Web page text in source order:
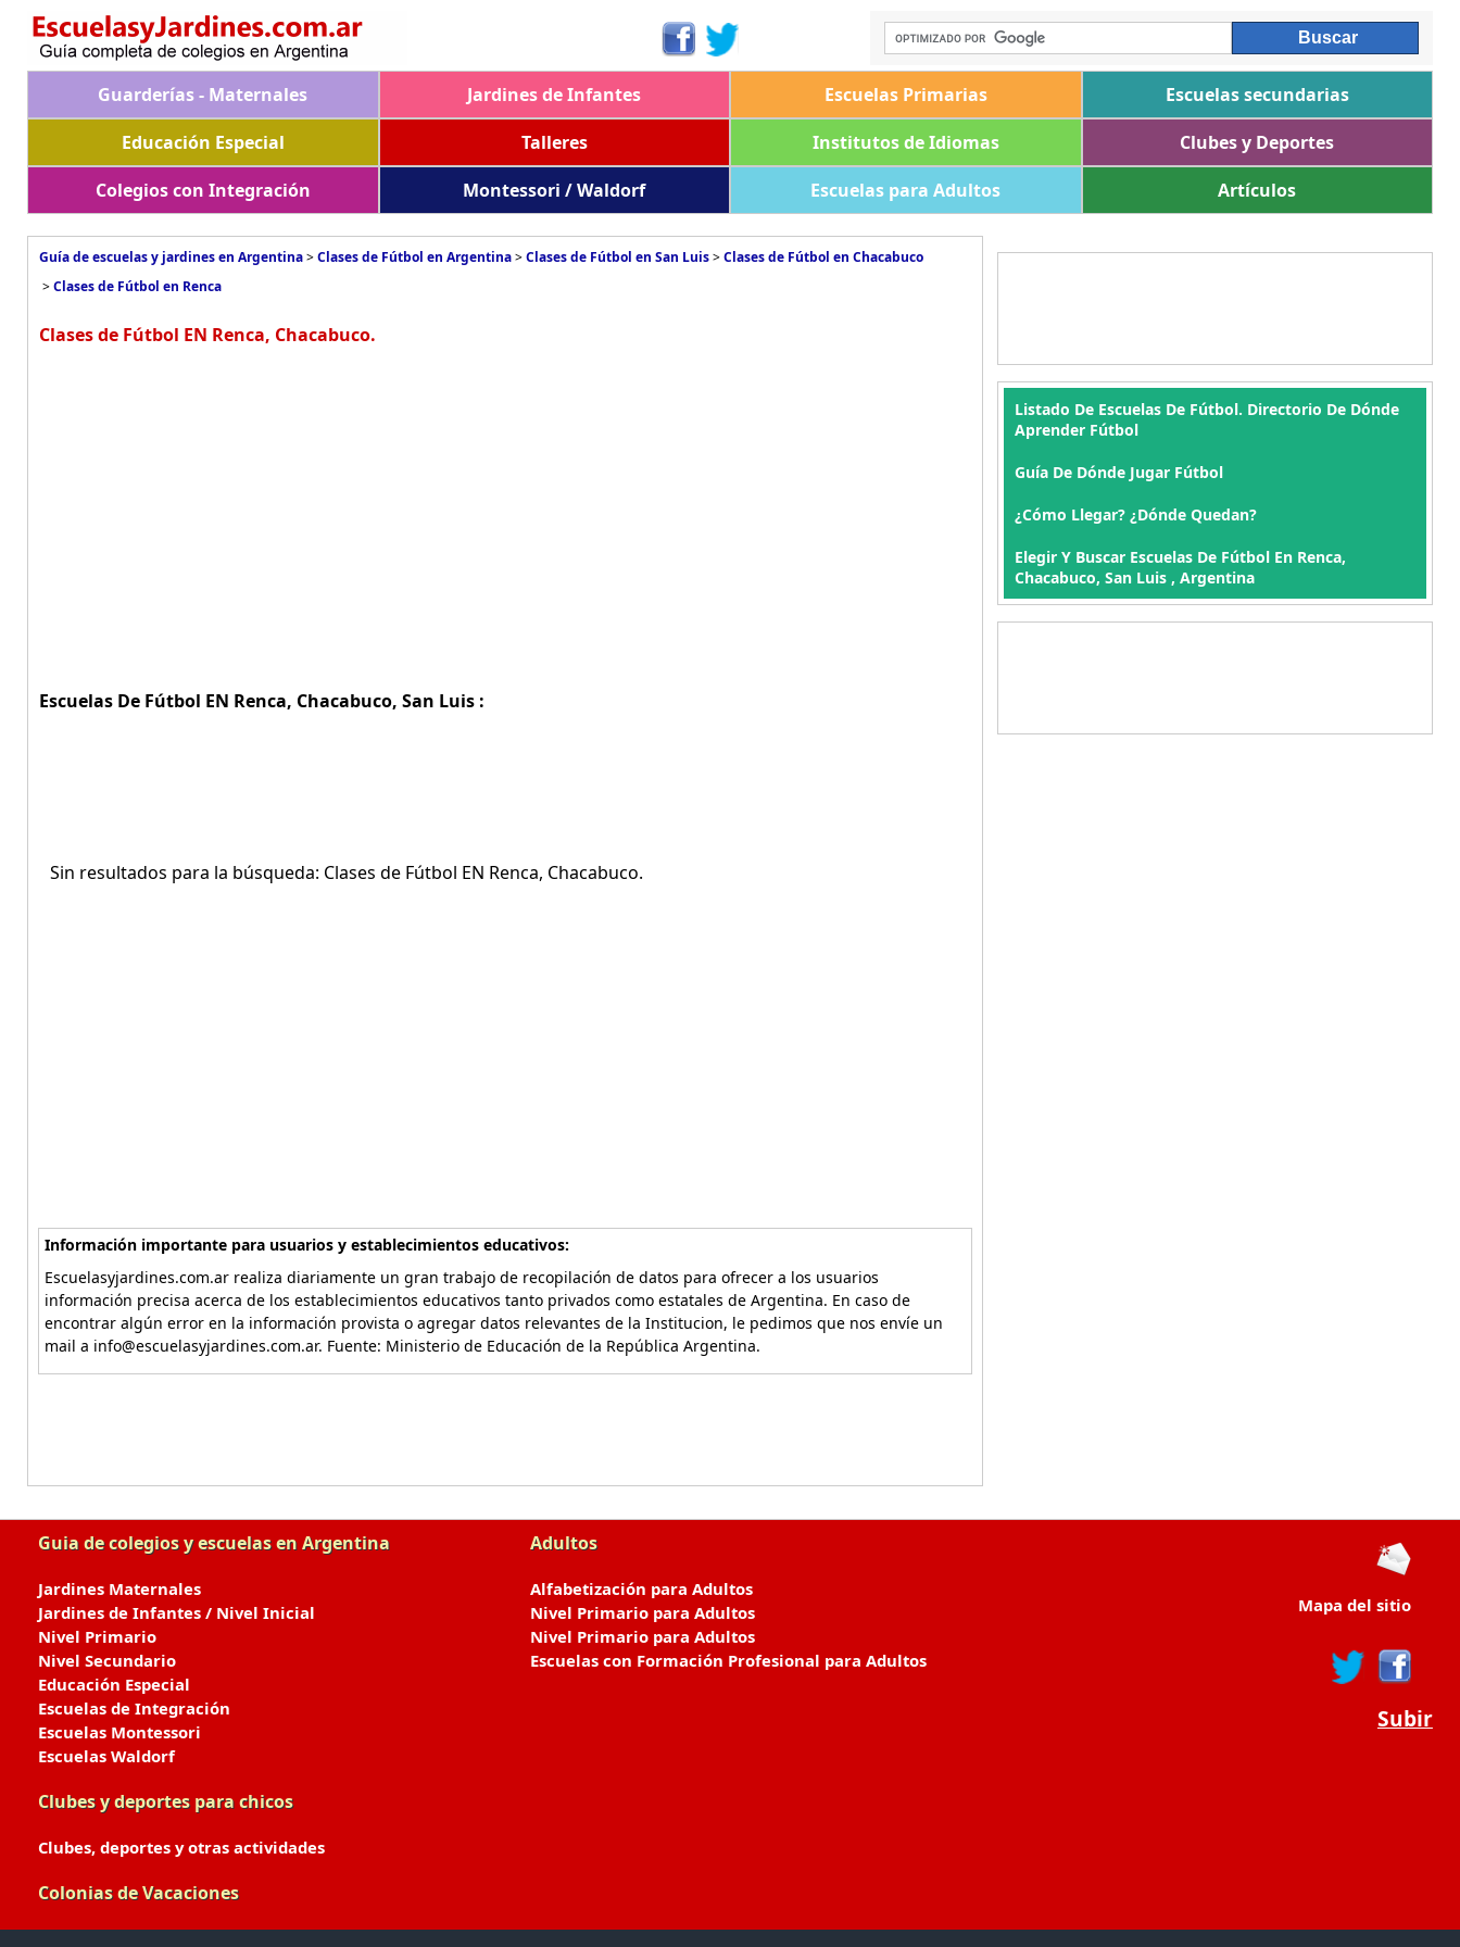
Guarderías - Maternales Jardines de Infantes Escuelas Primarias
Escuelas secundarias
Educación Especial
Talleres Institutos de Idiomas
Clubes y Deportes
Colegios con Integración
Montessori / Waldorf Escuelas para Adultos Artículos
Guía de escuelas y jardines en Argentina>Clases de Fútbol en Argentina>Clases de Fútbol en San Luis>Clases de Fútbol en Chacabuco
>Clases de Fútbol en Renca
Clases de Fútbol EN Renca, Chacabuco.
Escuelas De Fútbol EN Renca, Chacabuco, San Luis :
Sin resultados para la búsqueda: Clases de Fútbol EN Renca, Chacabuco.
Información importante para usuarios y establecimientos educativos:
Escuelasyjardines.com.ar realiza diariamente un gran trabajo de recopilación de datos para ofrecer a los usuarios
información precisa acerca de los establecimientos educativos tanto privados como estatales de Argentina. En caso de
encontrar algún error en la información provista o agregar datos relevantes de la Institucion, le pedimos que nos envíe un
mail a info@escuelasyjardines.com.ar. Fuente: Ministerio de Educación de la República Argentina.
Listado De Escuelas De Fútbol. Directorio De Dónde
Aprender Fútbol
Guía De Dónde Jugar Fútbol
¿Cómo Llegar? ¿Dónde Quedan?
Elegir Y Buscar Escuelas De Fútbol En Renca,
Chacabuco, San Luis , Argentina
Guia de colegios y escuelas en Argentina
Jardines Maternales
Jardines de Infantes / Nivel Inicial
Nivel Primario
Nivel Secundario
Educación Especial
Escuelas de Integración
Escuelas Montessori
Escuelas Waldorf
Clubes y deportes para chicos
Clubes, deportes y otras actividades
Colonias de Vacaciones
Adultos
Alfabetización para Adultos
Nivel Primario para Adultos
Nivel Primario para Adultos
Escuelas con Formación Profesional para Adultos
Mapa del sitio
Subir